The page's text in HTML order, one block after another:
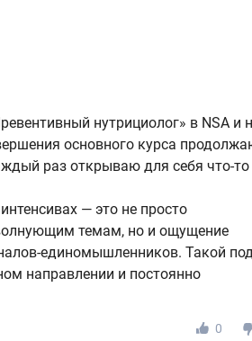
нутрициолог» в NSA и
основного курса
раз открываю для себя что-то
— это не просто
темам, но и ощущение
единомышленников. Такой
направлении и постоянно
0